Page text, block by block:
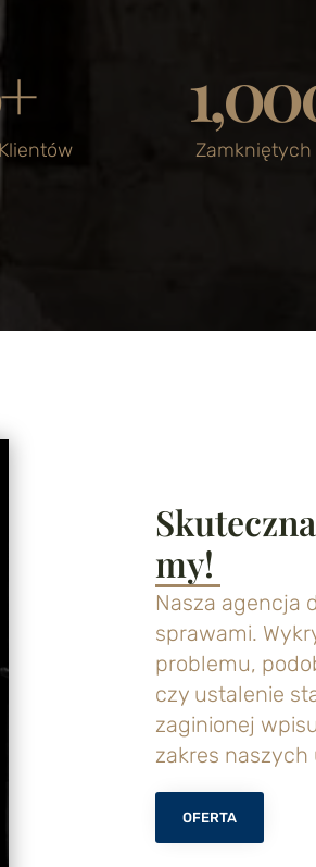
+
Zamkniętych
my!
Nasza agencja
sprawami.
problemu,
czy ustalenie
zaginionej
zakres naszych
OFERTA